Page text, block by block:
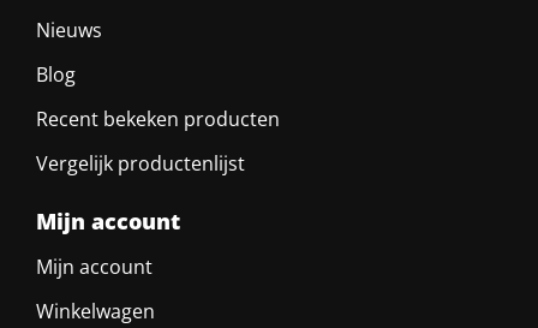
Nieuws
Blog
Recent bekeken producten
Vergelijk productenlijst
Mijn account
Mijn account
Winkelwagen